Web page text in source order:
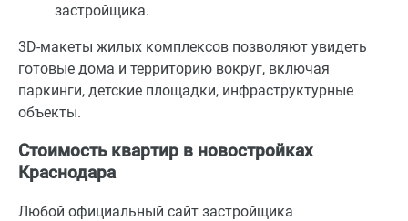
застройщика.
3D-макеты жилых комплексов позволяют увидеть
готовые дома и территорию вокруг, включая
паркинги, детские площадки, инфраструктурные
объекты.
Стоимость квартир в новостройках
Краснодара
Любой официальный сайт застройщика